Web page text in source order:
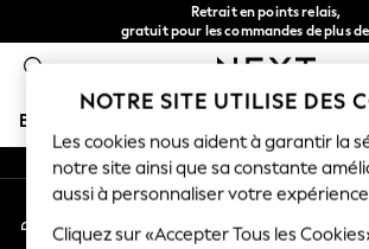
Retrait en points relais,
gratuit pour les commandes de plus
Livraison en 2-3 jours ouvrés*
BOUTIQUE VACANCES
HOLIDAY SHOP
Women's Holiday Shop
All Swimwear
An error occurred on client
Nos réseaux sociaux
Mon compte
Connexion à votre compte
NOTRE SITE UTILISE DES
Les cookies nous aident à garantir la
notre site ainsi que sa constante
aussi à personnaliser votre
Cliquez sur «Accepter Tous les